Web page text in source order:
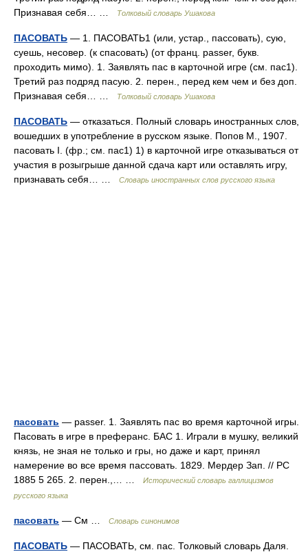
Признавая себя… …
Толковый словарь Ушакова
ПАСОВАТЬ — 1. ПАСОВАТЬ1 (или, устар., пассовать), сую,
суешь, несовер. (к спасовать) (от франц. passer, букв.
проходить мимо). 1. Заявлять пас в карточной игре (см. пас1).
Третий раз подряд пасую. 2. перен., перед кем чем и без доп.
Признавая себя… …
Толковый словарь Ушакова
ПАСОВАТЬ — отказаться. Полный словарь иностранных слов,
вошедших в употребление в русском языке. Попов М., 1907.
пасовать I. (фр.; см. пас1) 1) в карточной игре отказываться от
участия в розыгрыше данной сдача карт или оставлять игру,
признавать себя… …
Словарь иностранных слов русского языка
пасовать — passer. 1. Заявлять пас во время карточной игры.
Пасовать в игре в преферанс. БАС 1. Играли в мушку, великий
князь, не зная не только и гры, но даже и карт, принял
намерение во все время пассовать. 1829. Мердер Зап. // РС
1885 5 265. 2. перен.,… …
Исторический словарь галлицизмов
русского языка
пасовать — См … Словарь синонимов
ПАСОВАТЬ — ПАСОВАТЬ, см. пас. Толковый словарь Даля.